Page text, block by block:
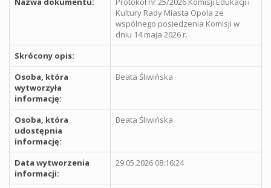
Kultury Rady Miasta Opola ze
wspólnego posiedzenia Komisji w
dniu 14 maja 2026 r.
Skrócony opis:
Osoba, która
wytworzyła
informację:
Beata Śliwińska
Osoba, która
udostępnia
informację:
Beata Śliwińska
Data wytworzenia
informacji:
29.05.2026 08:16:24